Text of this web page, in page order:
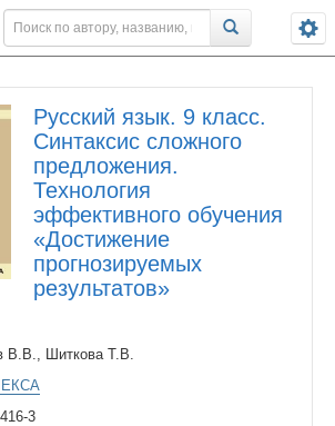
Русский язык. 9 класс.
Синтаксис сложного
предложения.
Технология
эффективного обучения
«Достижение
прогнозируемых
результатов»
В.В., Шиткова Т.В.
3